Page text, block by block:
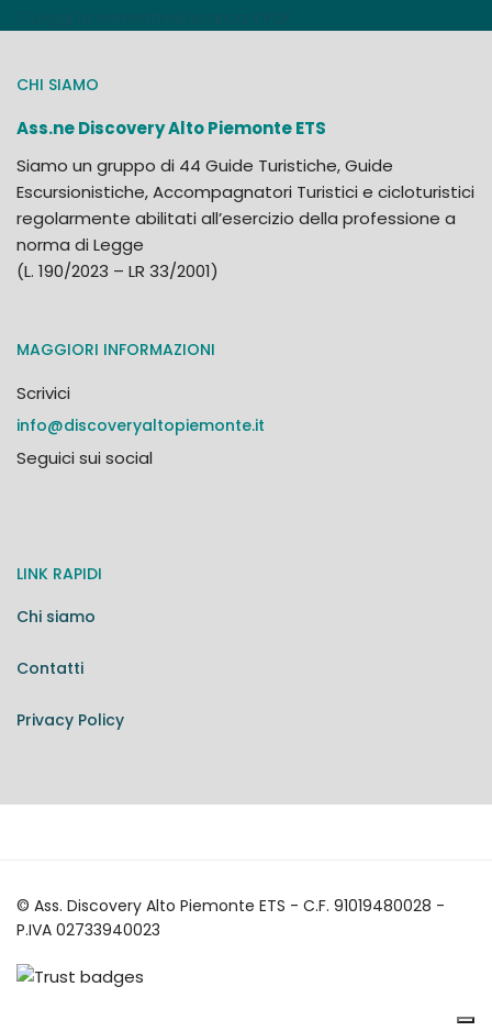
CHI SIAMO
Ass.ne Discovery Alto Piemonte ETS
Siamo un gruppo di 44 Guide Turistiche, Guide
Escursionistiche, Accompagnatori Turistici e cicloturistici
regolarmente abilitati all’esercizio della professione a
norma di Legge
(L. 190/2023 – LR 33/2001)
MAGGIORI INFORMAZIONI
Scrivici
info@discoveryaltopiemonte.it
Seguici sui social
LINK RAPIDI
Chi siamo
Contatti
Privacy Policy
© Ass. Discovery Alto Piemonte ETS - C.F. 91019480028 -
P.IVA 02733940023